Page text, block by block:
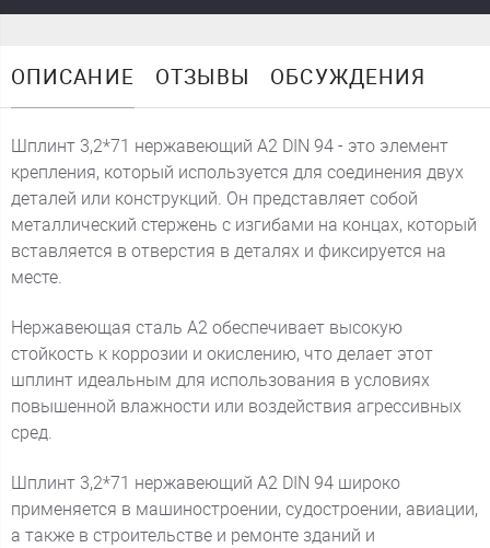
ОПИСАНИЕ ОТЗЫВЫ ОБСУЖДЕНИЯ
Шплинт 3,2*71 нержавеющий А2 DIN 94 - это элемент
крепления, который используется для соединения двух
деталей или конструкций. Он представляет собой
металлический стержень с изгибами на концах, который
вставляется в отверстия в деталях и фиксируется на
месте.
Нержавеющая сталь А2 обеспечивает высокую
стойкость к коррозии и окислению, что делает этот
шплинт идеальным для использования в условиях
повышенной влажности или воздействия агрессивных
сред.
Шплинт 3,2*71 нержавеющий А2 DIN 94 широко
применяется в машиностроении, судостроении, авиации,
а также в строительстве и ремонте зданий и